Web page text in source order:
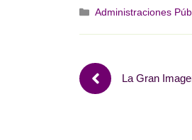
Categorías
Administraciones
La Gran